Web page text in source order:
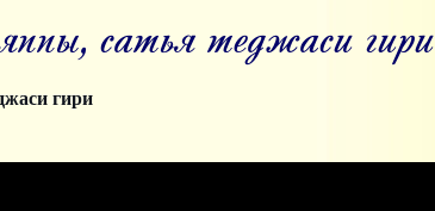
сатья теджаси гири
гири